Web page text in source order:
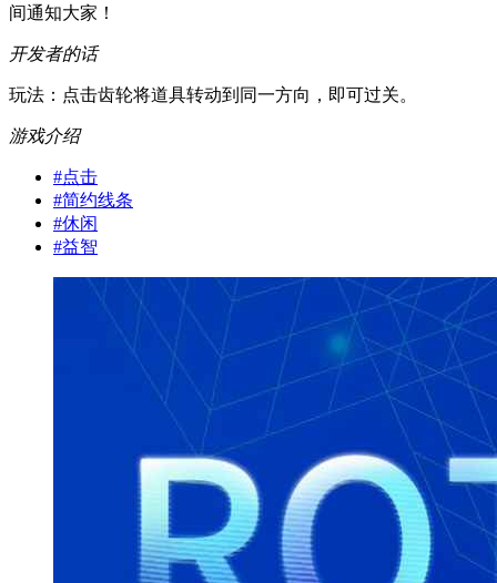
间通知大家！
开发者的话
玩法：点击齿轮将道具转动到同一方向，即可过关。
游戏介绍
#点击
#简约线条
#休闲
#益智